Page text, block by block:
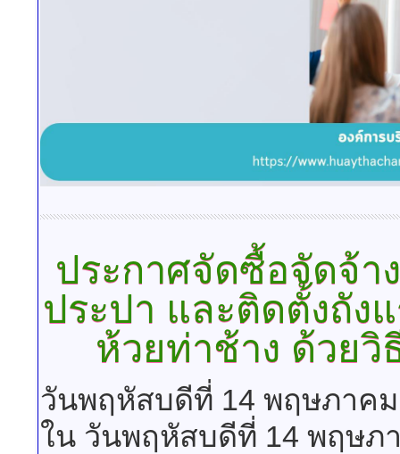
ประกาศจัดซื้อจัดจ้า
ประปา และติดตั้งถัง
ห้วยท่าช้าง ด้วยวิ
วันพฤหัสบดีที่ 14 พฤษภาคม
ใน วันพฤหัสบดีที่ 14 พฤษภ